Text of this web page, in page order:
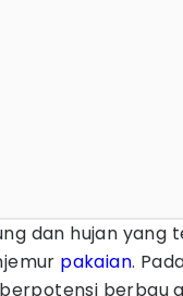
dan hujan
pakaian.
berbau